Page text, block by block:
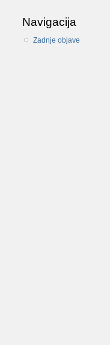
Navigacija
Zadnje objave